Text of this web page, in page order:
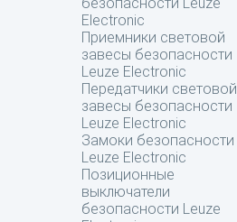
Electronic
Приемники световой
завесы безопасности
Leuze Electronic
Передатчики световой
завесы безопасности
Leuze Electronic
Замоки безопасности
Leuze Electronic
Позиционные
выключатели
безопасности Leuze